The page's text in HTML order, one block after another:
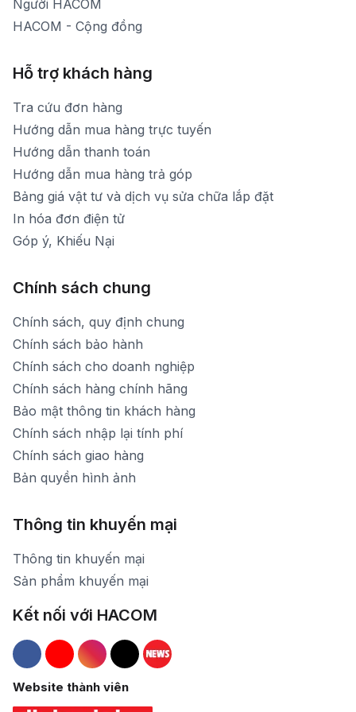
Người HACOM
HACOM - Cộng đồng
Hỗ trợ khách hàng
Tra cứu đơn hàng
Hướng dẫn mua hàng trực tuyến
Hướng dẫn thanh toán
Hướng dẫn mua hàng trả góp
Bảng giá vật tư và dịch vụ sửa chữa lắp đặt
In hóa đơn điện tử
Góp ý, Khiếu Nại
Chính sách chung
Chính sách, quy định chung
Chính sách bảo hành
Chính sách cho doanh nghiệp
Chính sách hàng chính hãng
Bảo mật thông tin khách hàng
Chính sách nhập lại tính phí
Chính sách giao hàng
Bản quyền hình ảnh
Thông tin khuyến mại
Thông tin khuyến mại
Sản phẩm khuyến mại
Kết nối với HACOM
Hacom Facebook
Hacom YouTube
Hacom Instagram
Hacom TikTok
Website thành viên